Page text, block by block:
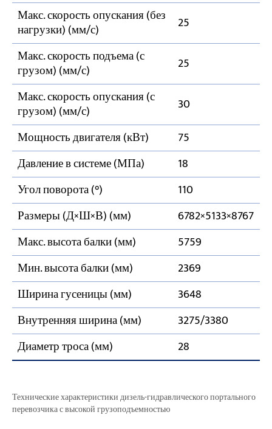
Макс. скорость опускания (без
нагрузки) (мм/с)
25
Макс. скорость подъема (с
грузом) (мм/с)
25
Макс. скорость опускания (с
грузом) (мм/с)
30
Мощность двигателя (кВт)
75
Давление в системе (МПа)
18
Угол поворота (°)
110
Размеры (Д×Ш×В) (мм)
6782×5133×8767
Макс. высота балки (мм)
5759
Мин. высота балки (мм)
2369
Ширина гусеницы (мм)
3648
Внутренняя ширина (мм)
3275/3380
Диаметр троса (мм)
28
Технические характеристики дизель-гидравлического портального
перевозчика с высокой грузоподъемностью